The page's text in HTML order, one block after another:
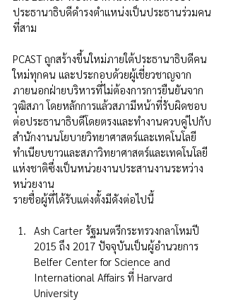
ประธานาธิบดีดำรงตำแหน่งเป็นประธานร่วมคน
ที่สาม
PCAST ถูกสร้างขึ้นใหม่ภายใต้ประธานาธิบดีคน
ใหม่ทุกคน และประกอบด้วยผู้เชี่ยวชาญจาก
ภายนอกฝ่ายบริหารที่ไม่ต้องการการยืนยันจาก
วุฒิสภา โดยหลักการแล้วสภามีหน้าที่รับผิดชอบ
ต่อประธานาธิบดีโดยตรงและทำงานควบคู่ไปกับ
สำนักงานนโยบายวิทยาศาสตร์และเทคโนโลยี
ทำเนียบขาวและสภาวิทยาศาสตร์และเทคโนโลยี
แห่งชาติซึ่งเป็นหน่วยงานประสานงานระหว่าง
หน่วยงาน
รายชื่อผู้ที่ได้รับแต่งตั้งมีดังต่อไปนี้
Ash Carter รัฐมนตรีกระทรวงกลาโหมปี
2015 ถึง 2017 ปัจจุบันเป็นผู้อำนวยการ
Belfer Center for Science and
International Affairs ที่ Harvard
University